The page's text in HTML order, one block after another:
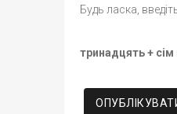
Будь ласка,
тринадцять + сім